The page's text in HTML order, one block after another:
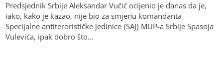
Predsjednik Srbije Aleksandar Vučić ocijenio je danas da je,
iako, kako je kazao, nije bio za smjenu komandanta
Specijalne antiterorističke jedinice (SAJ) MUP-a Srbije Spasoja
Vulevića, ipak dobro što…